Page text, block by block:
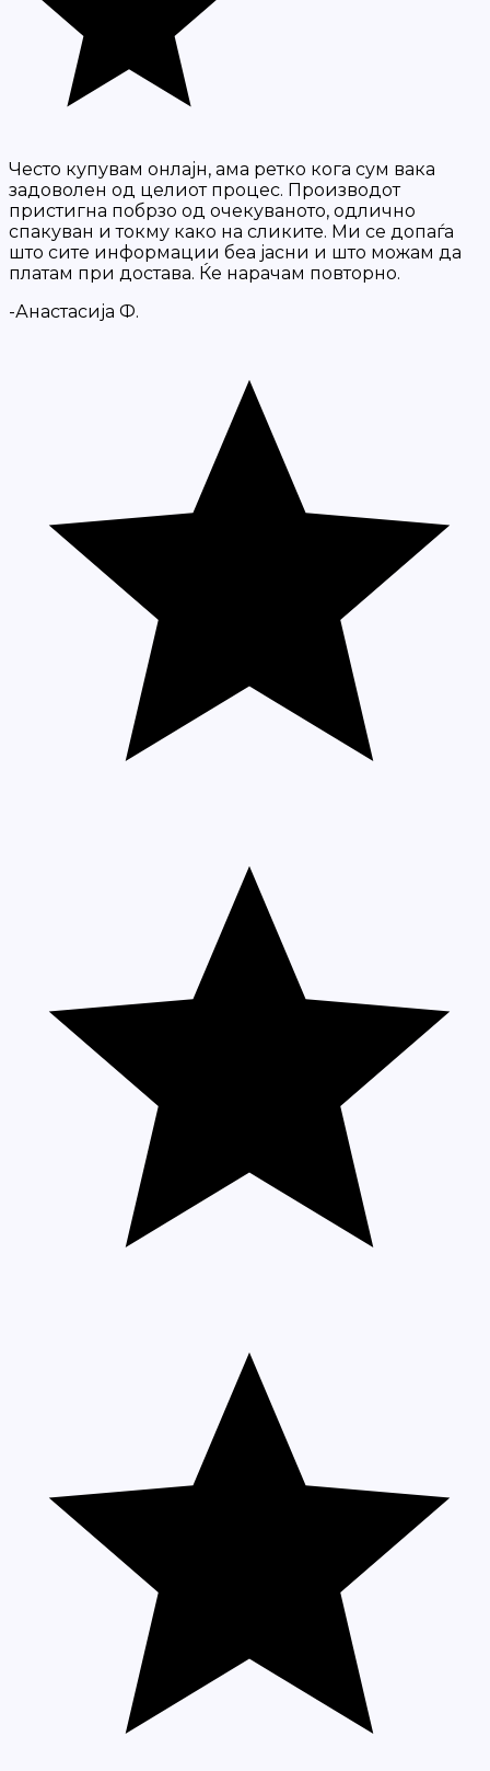
Често купувам онлајн, ама ретко кога сум вака
задоволен од целиот процес. Производот
пристигна побрзо од очекуваното, одлично
спакуван и токму како на сликите. Ми се допаѓа
што сите информации беа јасни и што можам да
платам при достава. Ќе нарачам повторно.
-Анастасија Ф.